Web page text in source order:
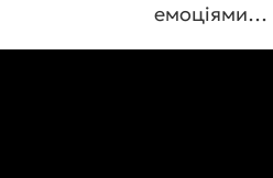
емоціями…